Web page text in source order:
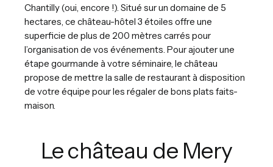
Chantilly (oui, encore !). Situé sur un domaine de 5
hectares, ce château-hôtel 3 étoiles offre une
superficie de plus de 200 mètres carrés pour
l’organisation de vos événements. Pour ajouter une
étape gourmande à votre séminaire, le château
propose de mettre la salle de restaurant à disposition
de votre équipe pour les régaler de bons plats faits-
maison.
Le château de Mery